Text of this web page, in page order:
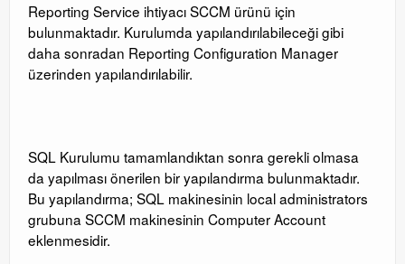
Reporting Service ihtiyacı SCCM ürünü için
bulunmaktadır. Kurulumda yapılandırılabileceği gibi
daha sonradan Reporting Configuration Manager
üzerinden yapılandırılabilir.
SQL Kurulumu tamamlandıktan sonra gerekli olmasa
da yapılması önerilen bir yapılandırma bulunmaktadır.
Bu yapılandırma; SQL makinesinin local administrators
grubuna SCCM makinesinin Computer Account
eklenmesidir.